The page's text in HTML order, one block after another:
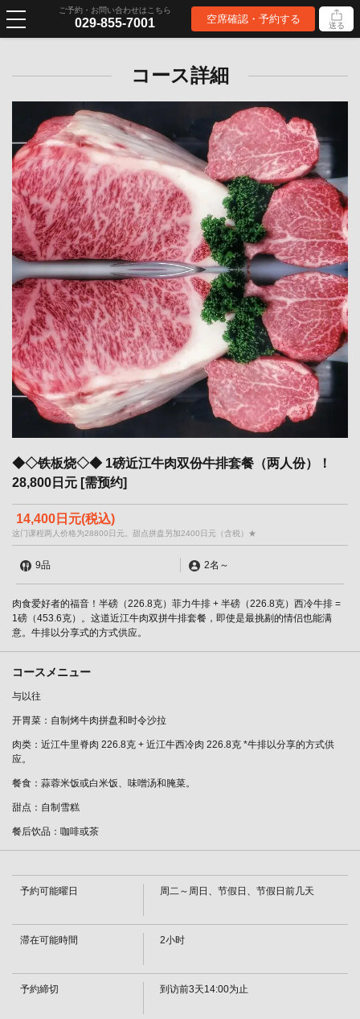
ご予約・お問い合わせはこちら
029-855-7001 空席確認・予約する 送る
コース詳細
◆◇铁板烧◇◆ 1磅近江牛肉双份牛排套餐（两人份）！
28,800日元 [需预约]
14,400日元(税込)
这门课程两人价格为28800日元。甜点拼盘另加2400日元（含税）★
9品 2名 ～
肉食爱好者的福音！半磅（226.8克）菲力牛排 + 半磅（226.8克）西冷牛排 =
1磅（453.6克）。这道近江牛肉双拼牛排套餐，即使是最挑剔的情侣也能满
意。牛排以分享式的方式供应。
コースメニュー
与以往
开胃菜：自制烤牛肉拼盘和时令沙拉
肉类：近江牛里脊肉 226.8克 + 近江牛西冷肉 226.8克 *牛排以分享的方式供
应。
餐食：蒜蓉米饭或白米饭、味噌汤和腌菜。
甜点：自制雪糕
餐后饮品：咖啡或茶
予約可能曜日 周二～周日、节假日、节假日前几天
滞在可能時間 2小时
予約締切 到访前3天14:00为止
この店舗情報をシェアする
◆◇铁板烧◇◆ 1磅近江牛肉双份牛排套餐（两人份）！
店
茨城県つくば市春日４－１－１